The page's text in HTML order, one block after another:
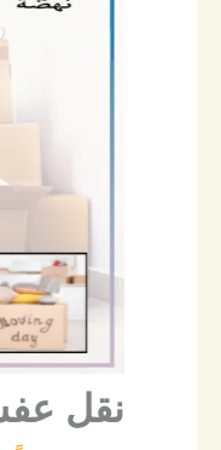
نقل عفش